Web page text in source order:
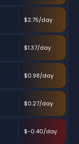
$2.75/day
$1.37/day
$0.98/day
$0.27/day
$-0.40/day